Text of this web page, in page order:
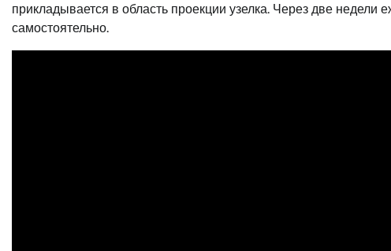
прикладывается в область проекции узелка. Через две недели
самостоятельно.